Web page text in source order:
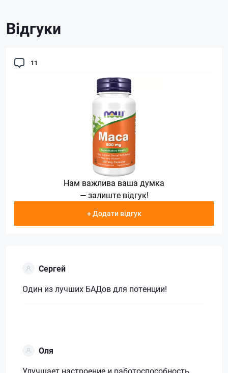
Відгуки
11
Нам важлива ваша думка
— залиште відгук!
+ Додати відгук
Сергей
Один из лучших БАДов для потенции!
Оля
Улучшает настроение и работоспособность,